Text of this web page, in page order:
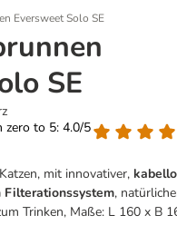
Eversweet Solo SE
SE
zero to 5: 4.0/5
mit innovativer,
Filterationssystem,
Trinken, Maße: L 160 x B